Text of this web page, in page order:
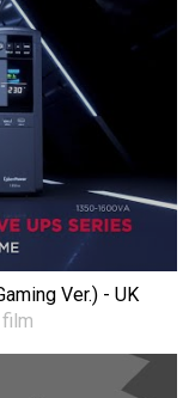
Ver.) - UK